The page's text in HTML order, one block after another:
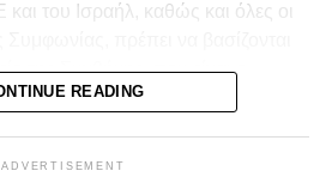
απαιτητικές γεωπολιτικές
και του Ισραήλ, καθώς και όλες οι
της Συνθήκης, που είναι ο
δικαιωμάτων και των
READING
ADVERTISEMENT